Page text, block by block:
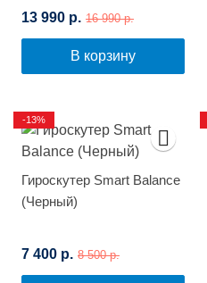
13 990 р. 16 990 р.
В корзину
Гироскутер Smart Balance
(Черный)
7 400 р. 8 500 р.
-13%